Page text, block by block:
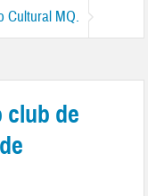
Cultural MQ.
club de